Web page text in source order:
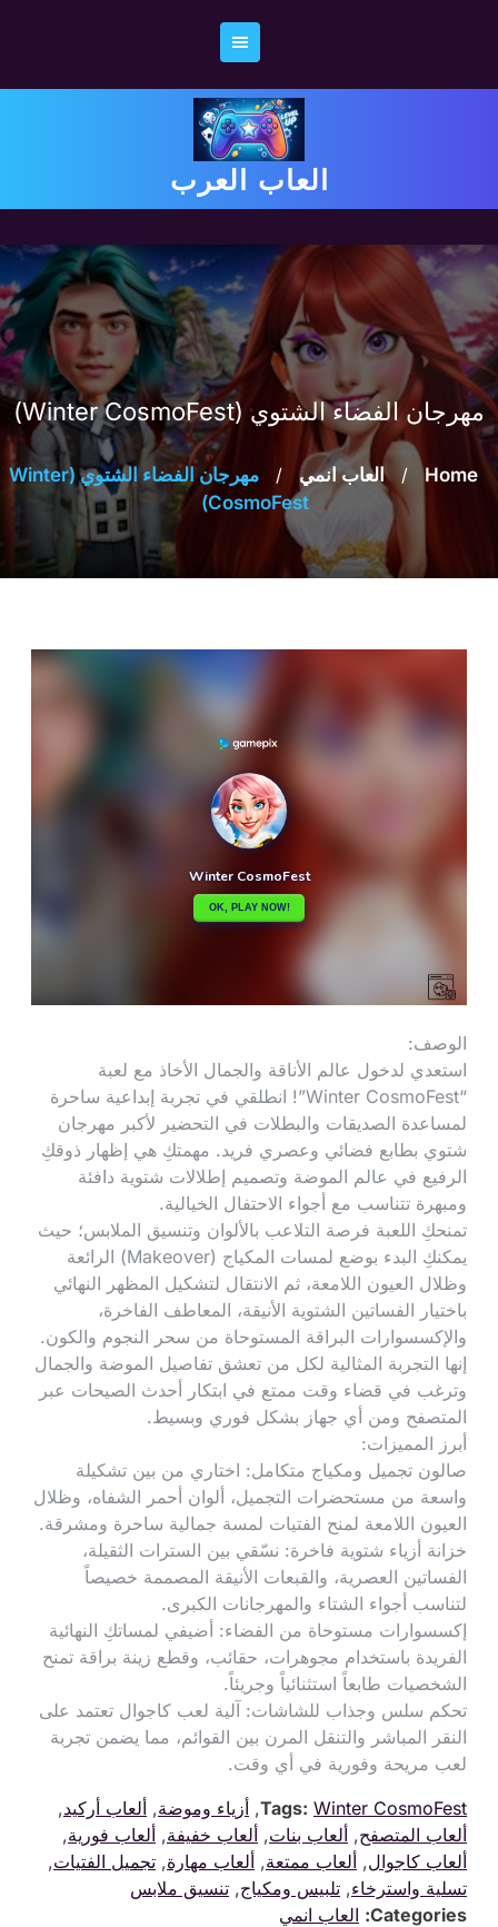
العاب العرب
مهرجان الفضاء الشتوي (Winter CosmoFest)
Home
/ العاب انمي /
مهرجان الفضاء الشتوي (Winter
CosmoFest)
الوصف:
استعدي لدخول عالم الأناقة والجمال الأخاذ مع لعبة
“Winter CosmoFest”! انطلقي في تجربة إبداعية ساحرة
لمساعدة الصديقات والبطلات في التحضير لأكبر مهرجان
شتوي بطابع فضائي وعصري فريد. مهمتكِ هي إظهار ذوقكِ
الرفيع في عالم الموضة وتصميم إطلالات شتوية دافئة
ومبهرة تتناسب مع أجواء الاحتفال الخيالية.
تمنحكِ اللعبة فرصة التلاعب بالألوان وتنسيق الملابس؛ حيث
يمكنكِ البدء بوضع لمسات المكياج (Makeover) الرائعة
وظلال العيون اللامعة، ثم الانتقال لتشكيل المظهر النهائي
باختيار الفساتين الشتوية الأنيقة، المعاطف الفاخرة،
والإكسسوارات البراقة المستوحاة من سحر النجوم والكون.
إنها التجربة المثالية لكل من تعشق تفاصيل الموضة والجمال
وترغب في قضاء وقت ممتع في ابتكار أحدث الصيحات عبر
المتصفح ومن أي جهاز بشكل فوري وبسيط.
أبرز المميزات:
صالون تجميل ومكياج متكامل: اختاري من بين تشكيلة
واسعة من مستحضرات التجميل، ألوان أحمر الشفاه، وظلال
العيون اللامعة لمنح الفتيات لمسة جمالية ساحرة ومشرقة.
خزانة أزياء شتوية فاخرة: نسّقي بين السترات الثقيلة،
الفساتين العصرية، والقبعات الأنيقة المصممة خصيصاً
لتناسب أجواء الشتاء والمهرجانات الكبرى.
إكسسوارات مستوحاة من الفضاء: أضيفي لمساتكِ النهائية
الفريدة باستخدام مجوهرات، حقائب، وقطع زينة براقة تمنح
الشخصيات طابعاً استثنائياً وجريئاً.
تحكم سلس وجذاب للشاشات: آلية لعب كاجوال تعتمد على
النقر المباشر والتنقل المرن بين القوائم، مما يضمن تجربة
لعب مريحة وفورية في أي وقت.
Tags: Winter CosmoFest
, أزياء وموضة, ألعاب أركيد,
ألعاب المتصفح, ألعاب بنات, ألعاب خفيفة, ألعاب فورية,
ألعاب كاجوال, ألعاب ممتعة, ألعاب مهارة, تجميل الفتيات,
تسلية واسترخاء, تلبيس ومكياج, تنسيق ملابس
Categories: العاب انمي